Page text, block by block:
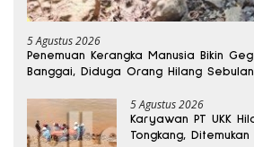
5 Agustus 2026
Penemuan Kerangka Manusia Bikin
Banggai, Diduga Orang Hilang Sebulan
5 Agustus 2026
Karyawan PT UKK
Tongkang,